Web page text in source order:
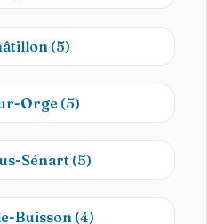
(5)
Orge (5)
Sénart (5)
Buisson (4)